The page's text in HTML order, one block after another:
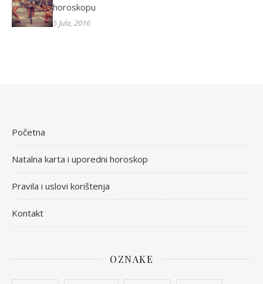
horoskopu
5 Jula, 2016
Početna
Natalna karta i uporedni horoskop
Pravila i uslovi korištenja
Kontakt
OZNAKE